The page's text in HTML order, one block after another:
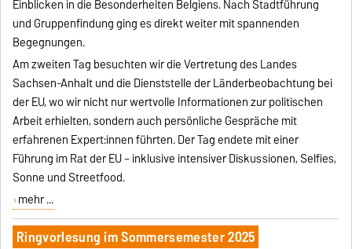
Einblicken in die Besonderheiten Belgiens. Nach Stadtführung
und Gruppenfindung ging es direkt weiter mit spannenden
Begegnungen.
Am zweiten Tag besuchten wir die Vertretung des Landes
Sachsen-Anhalt und die Dienststelle der Länderbeobachtung bei
der EU, wo wir nicht nur wertvolle Informationen zur politischen
Arbeit erhielten, sondern auch persönliche Gespräche mit
erfahrenen Expert:innen führten. Der Tag endete mit einer
Führung im Rat der EU – inklusive intensiver Diskussionen, Selfies,
Sonne und Streetfood.
mehr ...
Ringvorlesung im Sommersemester 2025